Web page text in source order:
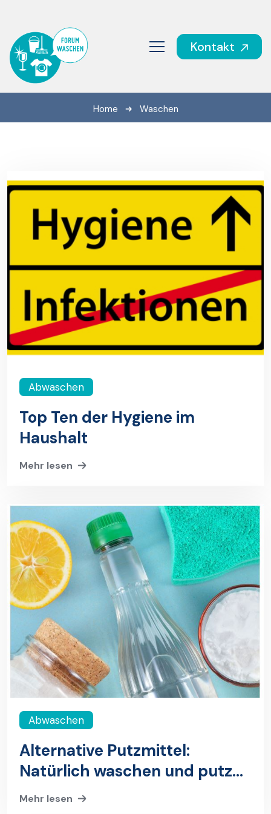
Kontakt
Home Waschen
Abwaschen
Top Ten der Hygiene im
Haushalt
Mehr lesen
Abwaschen
Alternative Putzmittel:
Natürlich waschen und putzen
– geht das?
Mehr lesen